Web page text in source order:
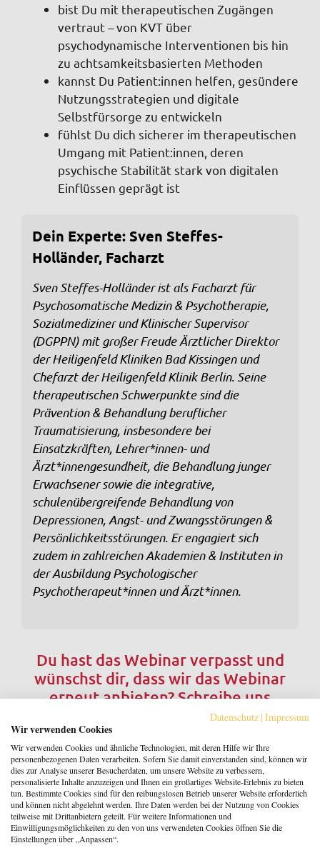
bist Du mit therapeutischen Zugängen
vertraut – von KVT über
psychodynamische Interventionen bis hin
zu achtsamkeitsbasierten Methoden
kannst Du Patient:innen helfen, gesündere
Nutzungsstrategien und digitale
Selbstfürsorge zu entwickeln
fühlst Du dich sicherer im therapeutischen
Umgang mit Patient:innen, deren
psychische Stabilität stark von digitalen
Einflüssen geprägt ist
Dein Experte: Sven Steffes-
Holländer, Facharzt
Sven Steffes-Holländer ist als Facharzt für
Psychosomatische Medizin & Psychotherapie,
Sozialmediziner und Klinischer Supervisor
(DGPPN) mit großer Freude Ärztlicher Direktor
der Heiligenfeld Kliniken Bad Kissingen und
Chefarzt der Heiligenfeld Klinik Berlin. Seine
therapeutischen Schwerpunkte sind die
Prävention & Behandlung beruflicher
Traumatisierung, insbesondere bei
Einsatzkräften, Lehrer*innen- und
Ärzt*innengesundheit, die Behandlung junger
Erwachsener sowie die integrative,
schulenübergreifende Behandlung von
Depressionen, Angst- und Zwangsstörungen &
Persönlichkeitsstörungen. Er engagiert sich
zudem in zahlreichen Akademien & Instituten in
der Ausbildung Psychologischer
Psychotherapeut*innen und Ärzt*innen.
Du hast das Webinar verpasst und
wünschst dir, dass wir das Webinar
erneut anbieten? Schreibe uns
info@psylife.de!
Adresse:
ONLINE
Zeitraum:
Datenschutz | Impressum
Wir verwenden Cookies
Wir verwenden Cookies und ähnliche Technologien, mit deren Hilfe wir Ihre
personenbezogenen Daten verarbeiten. Sofern Sie damit einverstanden sind, können wir
dies zur Analyse unserer Besucherdaten, um unsere Website zu verbessern,
personalisierte Inhalte anzuzeigen und Ihnen ein großartiges Website-Erlebnis zu bieten
tun. Bestimmte Cookies sind für den reibungslosen Betrieb unserer Website erforderlich
und können nicht abgelehnt werden. Ihre Daten werden bei der Nutzung von Cookies
teilweise mit Drittanbietern geteilt. Für weitere Informationen und
Einwilligungsmöglichkeiten zu den von uns verwendeten Cookies öffnen Sie die
Einstellungen über „Anpassen“.